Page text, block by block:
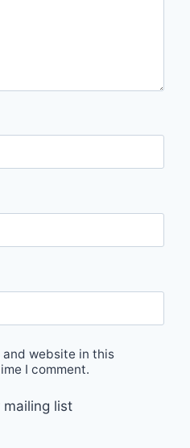
and website in this
I comment.
mailing list